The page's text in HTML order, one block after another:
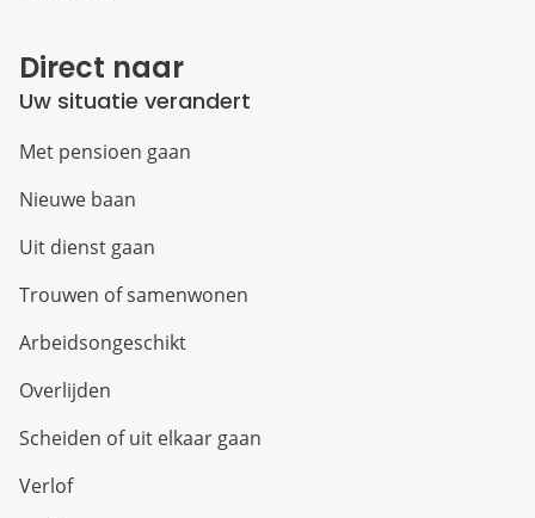
Direct naar
Uw situatie verandert
Met pensioen gaan
Nieuwe baan
Uit dienst gaan
Trouwen of samenwonen
Arbeidsongeschikt
Overlijden
Scheiden of uit elkaar gaan
Verlof